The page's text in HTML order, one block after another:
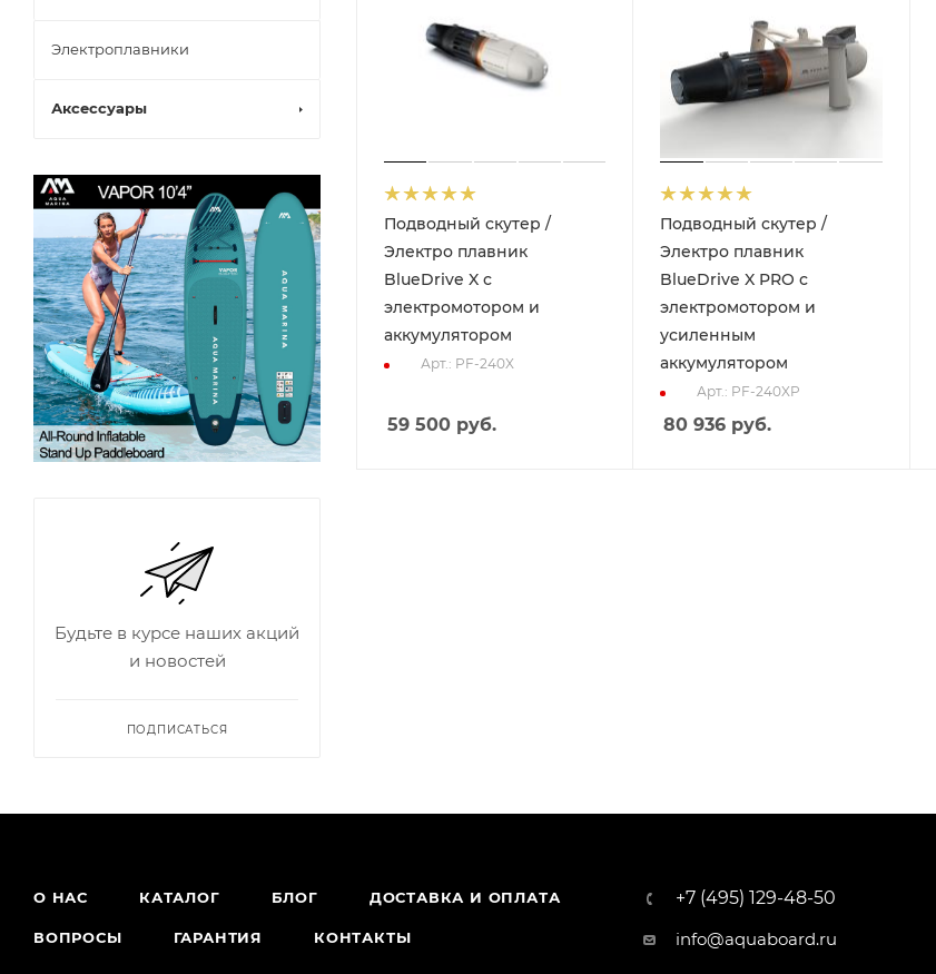
Подводный скутер /
Электро плавник
BlueDrive X с
электромотором и
аккумулятором
Арт.: PF-240X
59 500 руб.
Подводный скутер /
Электро плавник
BlueDrive X PRO с
электромотором и
усиленным
аккумулятором
Арт.: PF-240XP
80 936 руб.
Электроплавники
Аксессуары
Будьте в курсе наших акций
и новостей
ПОДПИСАТЬСЯ
О НАС КАТАЛОГ БЛОГ ДОСТАВКА И ОПЛАТА
ВОПРОСЫ ГАРАНТИЯ КОНТАКТЫ
+7 (495) 129-48-50
info@aquaboard.ru